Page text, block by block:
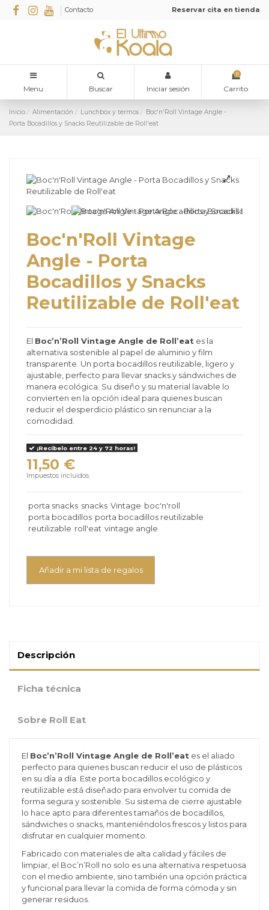
Contacto Reservar cita en tienda
Menu Buscar Iniciar sesión
0
Carrito
Inicio Alimentación Lunchbox y termos
Boc'n'Roll Vintage Angle -
Porta Bocadillos y Snacks Reutilizable de Roll'eat
Boc'n'Roll Vintage
Angle - Porta
Bocadillos y Snacks
Reutilizable de Roll'eat
El Boc’n’Roll Vintage Angle de Roll’eat es la
alternativa sostenible al papel de aluminio y film
transparente. Un porta bocadillos reutilizable, ligero y
ajustable, perfecto para llevar snacks y sándwiches de
manera ecológica. Su diseño y su material lavable lo
convierten en la opción ideal para quienes buscan
reducir el desperdicio plástico sin renunciar a la
comodidad.
¡Recíbelo entre 24 y 72 horas!
11,50 €
Impuestos incluidos
porta snacks snacks Vintage boc'n'roll
porta bocadillos porta bocadillos reutilizable
reutilizable roll'eat vintage angle
Añadir a mi lista de regalos
Descripción
Ficha técnica
Sobre Roll Eat
El Boc’n’Roll Vintage Angle de Roll’eates el aliado
perfecto para quienes buscan reducir el uso de plásticos
en su día a día. Este porta bocadillos ecológico y
reutilizable está diseñado para envolver tu comida de
forma segura y sostenible. Su sistema de cierre ajustable
lo hace apto para diferentes tamaños de bocadillos,
sándwiches o snacks, manteniéndolos frescos y listos para
disfrutar en cualquier momento.
Fabricado con materiales de alta calidad y fáciles de
limpiar, el Boc’n’Roll no solo es una alternativa respetuosa
con el medio ambiente, sino también una opción práctica
y funcional para llevar la comida de forma cómoda y sin
generar residuos.